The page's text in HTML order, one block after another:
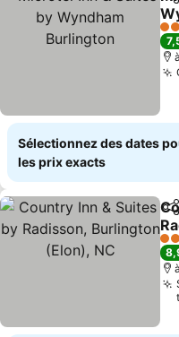
2
Sélectionnez des dates
les prix exacts
3